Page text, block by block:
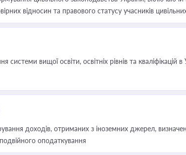
відносин та правового статусу учасників
вищої освіти, освітніх рівнів та кваліфікацій в
доходів, отриманих з іноземних джерел,
оподаткування